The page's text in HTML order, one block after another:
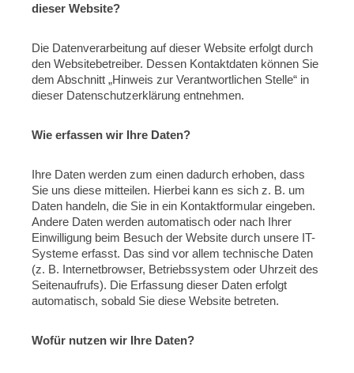
dieser Website?
Die Datenverarbeitung auf dieser Website erfolgt durch
den Websitebetreiber. Dessen Kontaktdaten können Sie
dem Abschnitt „Hinweis zur Verantwortlichen Stelle“ in
dieser Datenschutzerklärung entnehmen.
Wie erfassen wir Ihre Daten?
Ihre Daten werden zum einen dadurch erhoben, dass
Sie uns diese mitteilen. Hierbei kann es sich z. B. um
Daten handeln, die Sie in ein Kontaktformular eingeben.
Andere Daten werden automatisch oder nach Ihrer
Einwilligung beim Besuch der Website durch unsere IT-
Systeme erfasst. Das sind vor allem technische Daten
(z. B. Internetbrowser, Betriebssystem oder Uhrzeit des
Seitenaufrufs). Die Erfassung dieser Daten erfolgt
automatisch, sobald Sie diese Website betreten.
Wofür nutzen wir Ihre Daten?